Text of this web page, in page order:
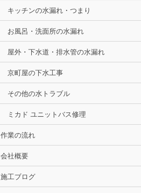
キッチンの水漏れ・つまり
お風呂・洗面所の水漏れ
屋外・下水道・排水管の水漏れ
京町屋の下水工事
その他の水トラブル
ミカド ユニットバス修理
作業の流れ
会社概要
施工ブログ